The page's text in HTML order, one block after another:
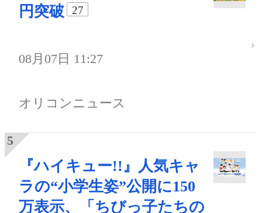
円突破
27
08月07日 11:27
オリコンニュース
『ハイキュー!!』人気キャ
ラの“小学生姿”公開に150
万表示、「ちびっ子たちの